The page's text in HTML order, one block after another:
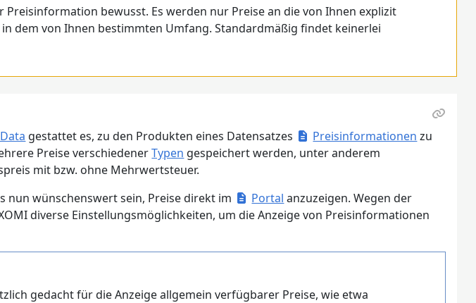
bewusst. Es werden nur Preise an die von Ihnen explizit
dem von Ihnen bestimmten Umfang. Standardmäßig findet keinerlei
gestattet es, zu den Produkten eines Datensatzes Preisinformationen zu
Preise verschiedenerTypen gespeichert werden, unter anderem
mit bzw. ohne Mehrwertsteuer.
nun wünschenswert sein, Preise direkt im
Portal anzuzeigen. Wegen der
diverse Einstellungsmöglichkeiten, um die Anzeige von Preisinformationen
gedacht für die Anzeige allgemein verfügbarer Preise, wie etwa